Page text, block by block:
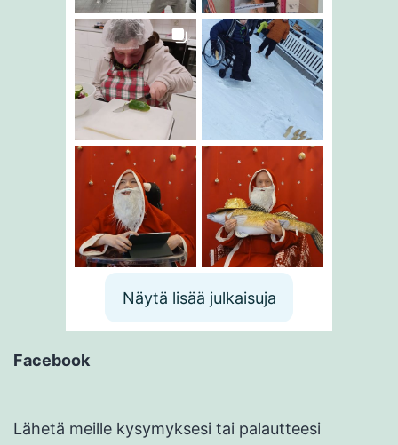
Näytä lisää julkaisuja
Facebook
Lähetä meille kysymyksesi tai palautteesi